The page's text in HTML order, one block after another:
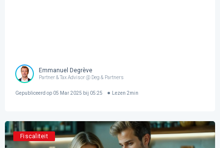
Emmanuel Degrève
Partner & Tax Advisor @ Deg & Partners
Gepubliceerd op 05 Mar 2025 bij 05:25 Lezen 2min
Fiscaliteit